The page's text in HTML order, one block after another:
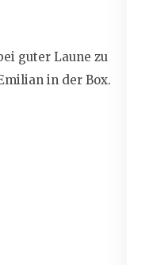
guter Laune zu
in der Box.